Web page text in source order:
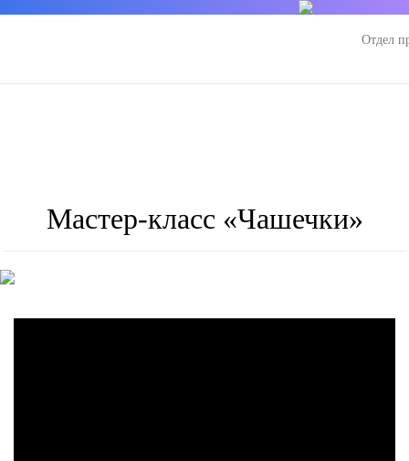
Отдел
Мастер-класс «Чашечки»